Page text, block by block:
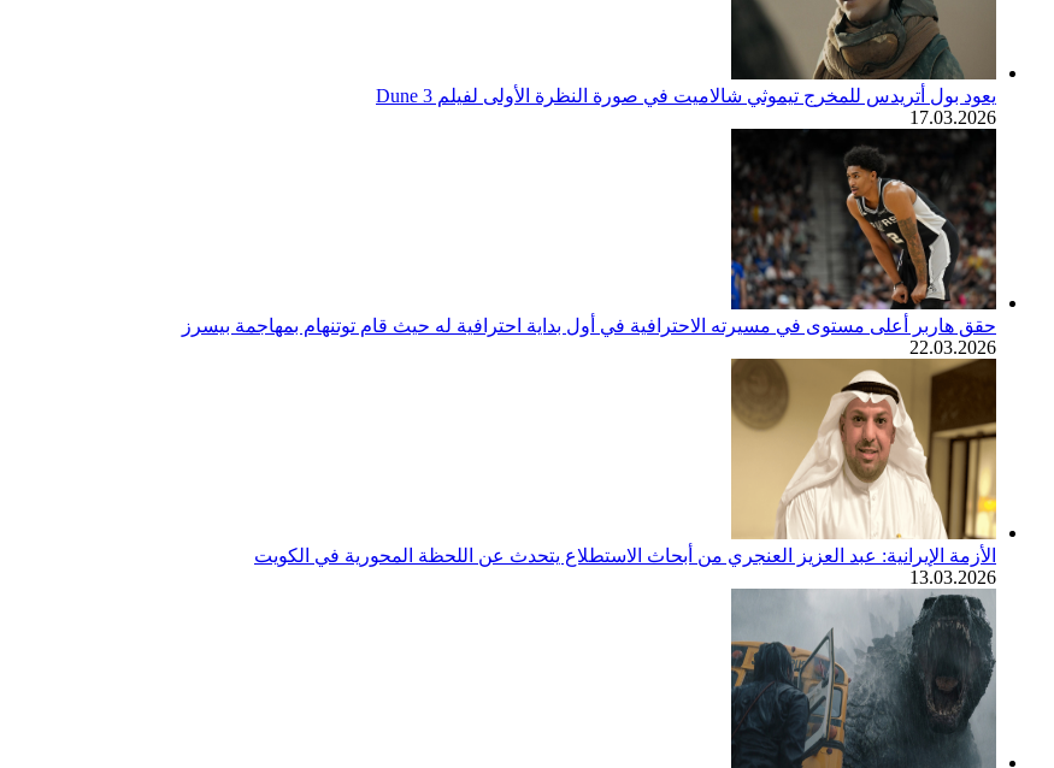
يعود بول أتريدس للمخرج تيموثي شالاميت في صورة النظرة الأولى لفيلم Dune 3
17.03.2026
حقق هاربر أعلى مستوى في مسيرته الاحترافية في أول بداية احترافية له حيث قام توتنهام بمهاجمة بيسرز
22.03.2026
الأزمة الإيرانية: عبد العزيز العنجري من أبحاث الاستطلاع يتحدث عن اللحظة المحورية في الكويت
13.03.2026